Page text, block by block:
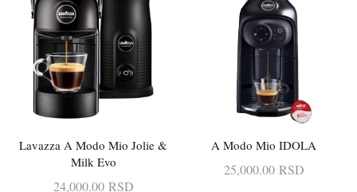
DODAJ U KORPU
Lavazza A Modo Mio Jolie &
Milk Evo
24,000.00 RSD
DODAJ U KORPU
A Modo Mio IDOLA
25,000.00 RSD